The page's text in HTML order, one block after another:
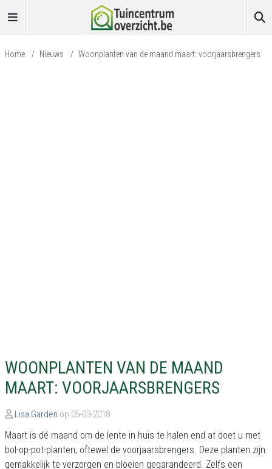
Home / Nieuws / Woonplanten van de maand maart: voorjaarsbrengers
WOONPLANTEN VAN DE MAAND
MAART: VOORJAARSBRENGERS
Lisa Garden op 05-03-2018
Maart is dé maand om de lente in huis te halen end at doet u met
bol-op-pot-planten; oftewel de voorjaarsbrengers. Deze planten zijn
gemakkelijk te verzorgen en bloeien gegarandeerd. Zelfs een